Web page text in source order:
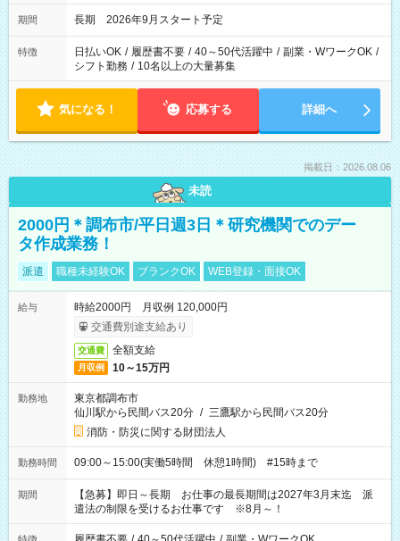
期間 長期 2026年9月スタート予定
特徴 日払いOK / 履歴書不要 / 40～50代活躍中 / 副業・WワークOK /
シフト勤務 / 10名以上の大量募集
気になる！ 応募する 詳細へ
掲載日：2026.08.06
未読
2000円＊調布市/平日週3日＊研究機関でのデー
タ作成業務！
派遣 職種未経験OK ブランクOK WEB登録・面接OK
給与
時給2000円 月収例 120,000円
交通費別途支給あり
交通費 全額支給
月収例 10～15万円
勤務地
東京都調布市
仙川駅から民間バス20分 / 三鷹駅から民間バス20分
消防・防災に関する財団法人
勤務時間 09:00～15:00(実働5時間 休憩1時間) #15時まで
期間
【急募】即日～長期 お仕事の最長期間は2027年3月末迄 派
遣法の制限を受けるお仕事です ※8月～！